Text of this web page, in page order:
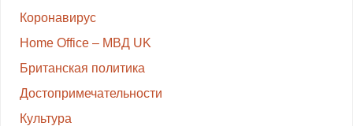
Коронавирус
Home Office – МВД UK
Британская политика
Достопримечательности
Культура